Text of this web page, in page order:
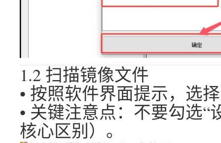
1.2 扫描镜像文件
• 按照软件界面提示，选
• 关键注意点：不要勾选
核心区别）。